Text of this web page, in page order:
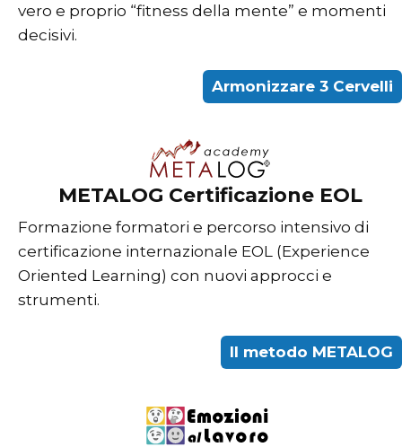
vero e proprio “fitness della mente” e momenti
decisivi.
Armonizzare 3 Cervelli
METALOG Certificazione EOL
Formazione formatori e percorso intensivo di
certificazione internazionale EOL (Experience
Oriented Learning) con nuovi approcci e
strumenti.
Il metodo METALOG